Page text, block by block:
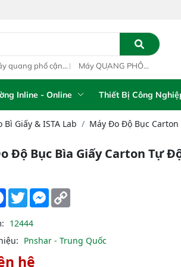
Phường Bình Tân, Thành phố Hồ Chí Minh,
quang phổ cận
Analyzer
Máy QUANG PHỔ
Vista-R
Inline - Online Thiết Bị Công
Giấy & ISTA Lab Máy Đo Độ Bục Carton
Độ Bục Bìa Giấy Carton Tự
Facebook
TwitterMessenger
12444
Pnshar - Trung Quốc
hệ